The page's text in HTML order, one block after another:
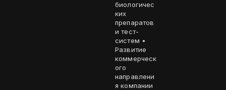
биологичес
ких
препаратов
и тест-
систем •
Развитие
коммерческ
ого
направлени
я компании